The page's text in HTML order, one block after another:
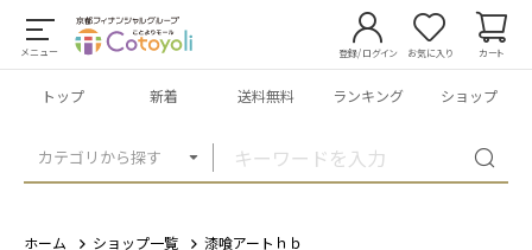
メニュー
カテゴリから探す
登録/ログイン お気に入り カート
トップ 新着 送料無料 ランキング ショップ
ホーム ショップ一覧 漆喰アートｈｂ